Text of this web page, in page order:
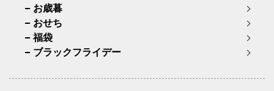
お歳暮
おせち
福袋
ブラックフライデー